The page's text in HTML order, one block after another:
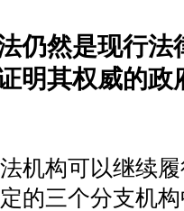
仍然是现行法
明其权威的政
机构可以继续
的三个分支机